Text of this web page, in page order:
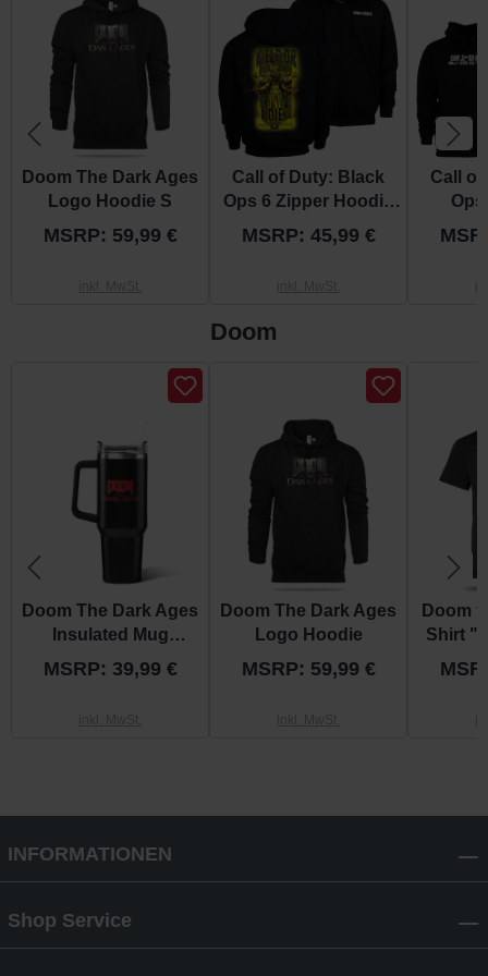
Doom The Dark Ages
Logo Hoodie S
MSRP: 59,99 €
Call of Duty: Black
Ops 6 Zipper Hoodie
"Yield Or Die" S
MSRP: 45,99 €
Call of
Produktgalerie überspringenDoom
Doom The Dark Ages
Insulated Mug
"Shield"
MSRP: 39,99 €
Doom The Dark Ages
Logo Hoodie
MSRP: 59,99 €
Doom
Shirt
INFORMATIONEN
Shop Service